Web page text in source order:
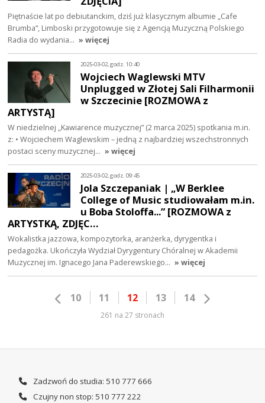
Piętnaście lat po debiutanckim, dziś już klasycznym albumie „Cafe
Brumba”, Limboski przygotowuje się z Agencją Muzyczną Polskiego
Radia do wydania… » więcej
2025-03-02, godz. 10:40
Wojciech Waglewski MTV
Unplugged w Złotej Sali Filharmonii
w Szczecinie [ROZMOWA z
ARTYSTĄ]
W niedzielnej „Kawiarence muzycznej” (2 marca 2025) spotkania m.in.
z: • Wojciechem Waglewskim – jedną z najbardziej wszechstronnych
postaci sceny muzycznej… » więcej
2025-03-02, godz. 09:45
Jola Szczepaniak | „W Berklee
College of Music studiowałam m.in.
u Boba Stoloffa...” [ROZMOWA z
ARTYSTKĄ, ZDJĘC…
Wokalistka jazzowa, kompozytorka, aranżerka, dyrygentka i
pedagożka. Ukończyła Wydział Dyrygentury Chóralnej w Akademii
Muzycznej im. Ignacego Jana Paderewskiego… » więcej
10 11 12 13 14
261 na 27 stronach
Zadzwoń do studia: 510 777 666
Czujny non stop: 510 777 222